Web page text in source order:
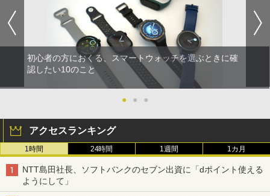
初心者の方におくる、スマートウォッチを選ぶときに確
認したい10のこと
● ● ●
アクセスランキング
1時間 24時間 1週間 1カ月
NTT島田社長、ソフトバンクのセブン出資に「dポイント使える
ようにして」